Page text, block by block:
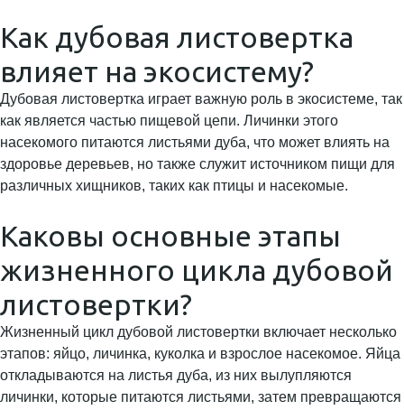
Как дубовая листовертка
влияет на экосистему?
Дубовая листовертка играет важную роль в экосистеме, так
как является частью пищевой цепи. Личинки этого
насекомого питаются листьями дуба, что может влиять на
здоровье деревьев, но также служит источником пищи для
различных хищников, таких как птицы и насекомые.
Каковы основные этапы
жизненного цикла дубовой
листовертки?
Жизненный цикл дубовой листовертки включает несколько
этапов: яйцо, личинка, куколка и взрослое насекомое. Яйца
откладываются на листья дуба, из них вылупляются
личинки, которые питаются листьями, затем превращаются